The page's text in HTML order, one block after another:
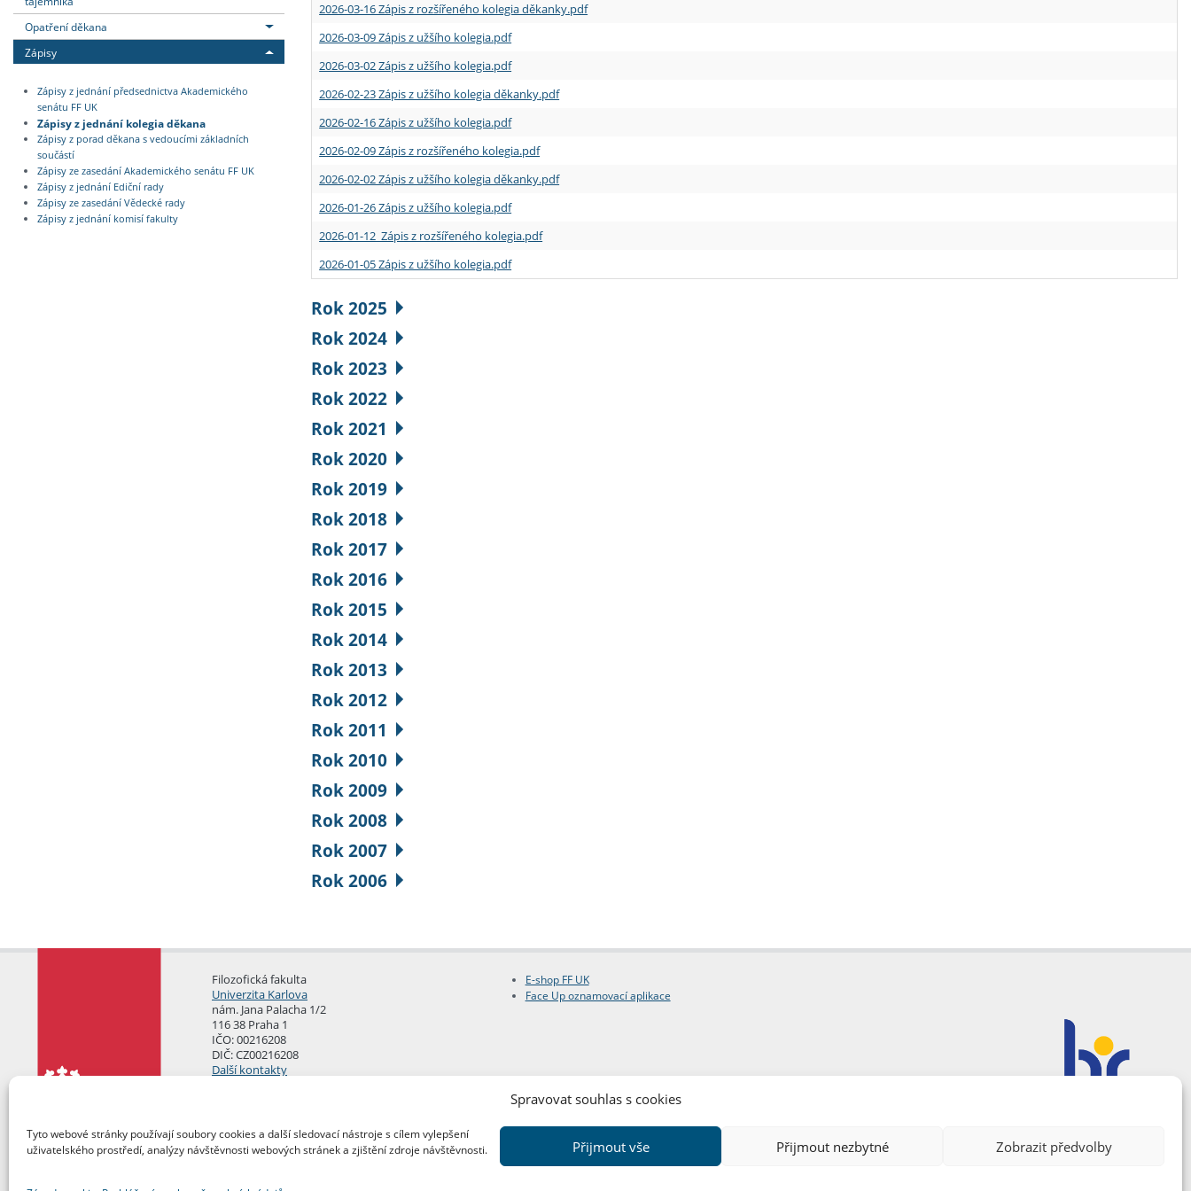
Spravovat souhlas s cookies
Tyto webové stránky používají soubory cookies a další sledovací nástroje s cílem vylepšení
uživatelského prostředí, analýzy návštěvnosti webových stránek a zjištění zdroje návštěvnosti.
Přijmout vše Přijmout nezbytné Zobrazit předvolby
Opatření děkana
Zápisy
Zápisy z jednání předsednictva Akademického
senátu FF UK
Zápisy z jednání kolegia děkana
Zápisy z porad děkana s vedoucími základních
součástí
Zápisy ze zasedání Akademického senátu FF UK
Zápisy z jednání Ediční rady
Zápisy ze zasedání Vědecké rady
Zápisy z jednání komisí fakulty
2026-03-16 Zápis z rozšířeného kolegia děkanky.pdf
2026-03-09 Zápis z užšího kolegia.pdf
2026-03-02 Zápis z užšího kolegia.pdf
2026-02-23 Zápis z užšího kolegia děkanky.pdf
2026-02-16 Zápis z užšího kolegia.pdf
2026-02-09 Zápis z rozšířeného kolegia.pdf
2026-02-02 Zápis z užšího kolegia děkanky.pdf
2026-01-26 Zápis z užšího kolegia.pdf
2026-01-12 Zápis z rozšířeného kolegia.pdf
2026-01-05 Zápis z užšího kolegia.pdf
Rok 2025
Rok 2024
Rok 2023
Rok 2022
Rok 2021
Rok 2020
Rok 2019
Rok 2018
Rok 2017
Rok 2016
Rok 2015
Rok 2014
Rok 2013
Rok 2012
Rok 2011
Rok 2010
Rok 2009
Rok 2008
Rok 2007
Rok 2006
Filozofická fakulta
Univerzita Karlova
nám. Jana Palacha 1/2
116 38 Praha 1
IČO: 00216208
DIČ: CZ00216208
Další kontakty
E-shop FF UK
Face Up oznamovací aplikace